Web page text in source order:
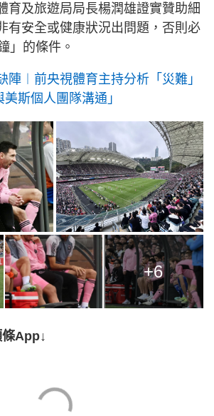
育及旅遊局局長楊潤雄證實贊助細
有安全或健康狀況出問題，否則必
」的條件。
陣︱前央視體育主持分析「災難」
斯個人團隊溝通」
+6
App↓